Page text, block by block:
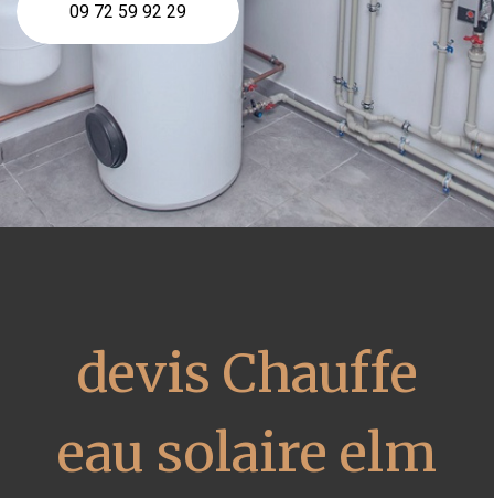
09 72 59 92 29
devis Chauffe
eau solaire elm